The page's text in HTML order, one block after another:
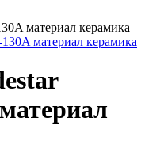
материал керамика